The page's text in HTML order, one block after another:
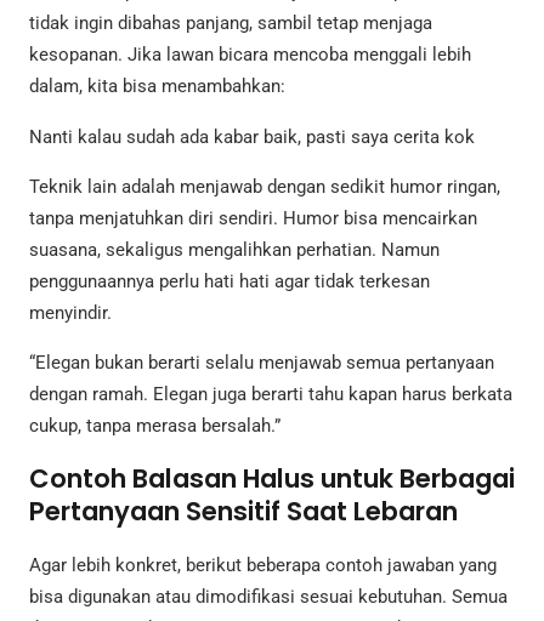
tidak ingin dibahas panjang, sambil tetap menjaga
kesopanan. Jika lawan bicara mencoba menggali lebih
dalam, kita bisa menambahkan:
Nanti kalau sudah ada kabar baik, pasti saya cerita kok
Teknik lain adalah menjawab dengan sedikit humor ringan,
tanpa menjatuhkan diri sendiri. Humor bisa mencairkan
suasana, sekaligus mengalihkan perhatian. Namun
penggunaannya perlu hati hati agar tidak terkesan
menyindir.
“Elegan bukan berarti selalu menjawab semua pertanyaan
dengan ramah. Elegan juga berarti tahu kapan harus berkata
cukup, tanpa merasa bersalah.”
Contoh Balasan Halus untuk Berbagai
Pertanyaan Sensitif Saat Lebaran
Agar lebih konkret, berikut beberapa contoh jawaban yang
bisa digunakan atau dimodifikasi sesuai kebutuhan. Semua